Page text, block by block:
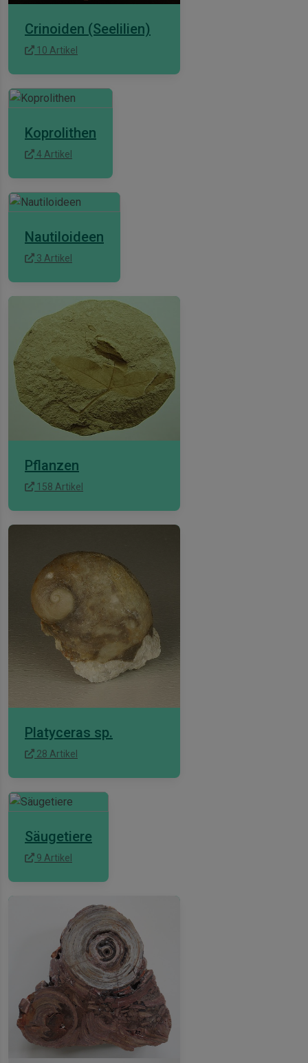
Crinoiden (Seelilien)
10 Artikel
Koprolithen
4 Artikel
Nautiloideen
3 Artikel
Pflanzen
158 Artikel
Platyceras sp.
28 Artikel
Säugetiere
9 Artikel